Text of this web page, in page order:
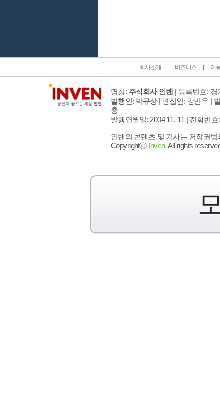
회사소개 비즈니스 이
명칭: 주식회사 인벤 | 등록번호: 경
발행인: 박규상 | 편집인: 강민우 |
층
발행연월일: 2004 11. 11 | 전화번호
인벤의 콘텐츠 및 기사는 저작권
Copyrightⓒ Inven.All rights